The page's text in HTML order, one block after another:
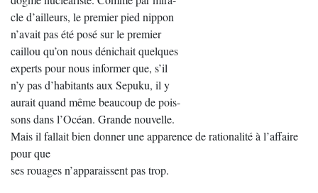
cle d’ailleurs, le premier pied nippon
n’avait pas été posé sur le premier
caillou qu’on nous dénichait quelques
experts pour nous informer que, s’il
n’y pas d’habitants aux Sepuku, il y
aurait quand même beaucoup de pois-
sons dans l’Océan. Grande nouvelle.
Mais il fallait bien donner une apparence de rationalité à l’affaire
pour que
ses rouages n’apparaissent pas trop.